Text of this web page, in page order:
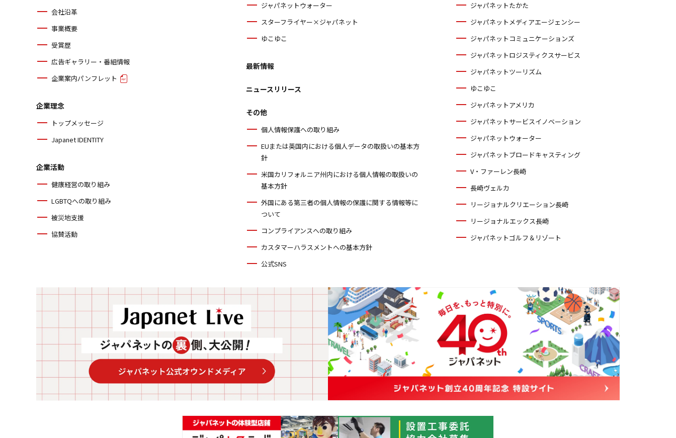
会社沿革
事業概要
受賞歴
広告ギャラリー・番組情報
企業案内パンフレット
企業理念
トップメッセージ
Japanet IDENTITY
企業活動
健康経営の取り組み
LGBTQへの取り組み
被災地支援
協賛活動
ジャパネットウォーター
スターフライヤー×ジャパネット
ゆこゆこ
最新情報
ニュースリリース
その他
個人情報保護への取り組み
EUまたは英国内における個人データの取扱いの基本方
針
米国カリフォルニア州内における個人情報の取扱いの
基本方針
外国にある第三者の個人情報の保護に関する情報等に
ついて
コンプライアンスへの取り組み
カスタマーハラスメントへの基本方針
公式SNS
ジャパネットたかた
ジャパネットメディアエージェンシー
ジャパネットコミュニケーションズ
ジャパネットロジスティクスサービス
ジャパネットツーリズム
ゆこゆこ
ジャパネットアメリカ
ジャパネットサービスイノベーション
ジャパネットウォーター
ジャパネットブロードキャスティング
V・ファーレン長崎
長崎ヴェルカ
リージョナルクリエーション長崎
リージョナルエックス長崎
ジャパネットゴルフ＆リゾート